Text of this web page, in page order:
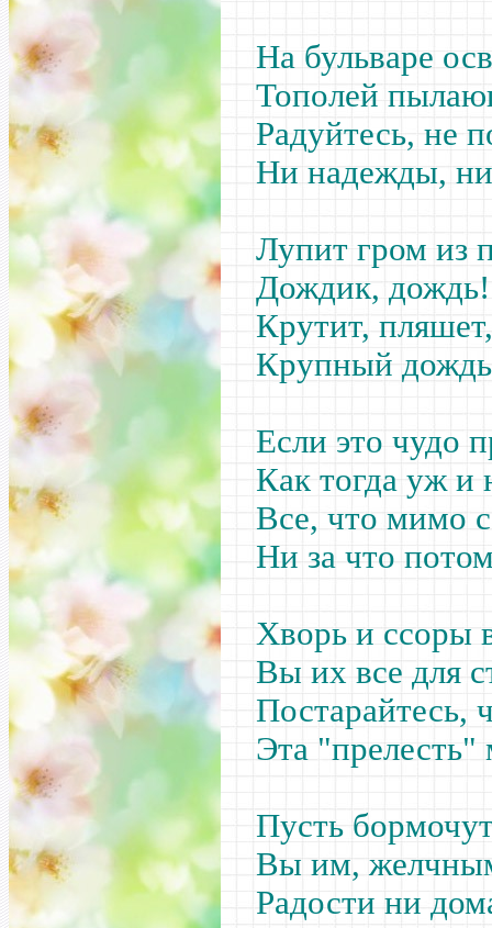
На бульваре
Тополей
Радуйтесь, не
Ни надежды,
Лупит гром из
Дождик,
Крутит,
Крупный
Если это чудо
Как тогда уж и
Все, что мимо
Ни за что
Хворь и ссоры
Вы их все для
Постарайтесь,
Эта "прелесть"
Пусть
Вы им,
Радости ни